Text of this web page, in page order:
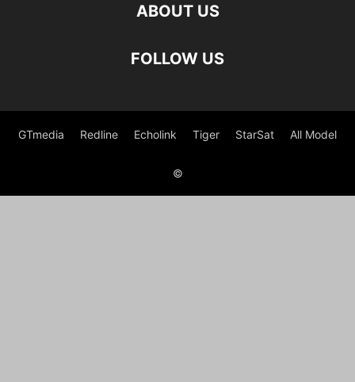
ABOUT US
FOLLOW US
GTmedia Redline Echolink Tiger StarSat All Model
©